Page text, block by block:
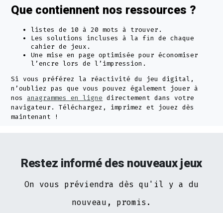
Que contiennent nos ressources ?
listes de 10 à 20 mots à trouver.
Les solutions incluses à la fin de chaque
cahier de jeux.
Une mise en page optimisée pour économiser
l’encre lors de l’impression.
Si vous préférez la réactivité du jeu digital,
n’oubliez pas que vous pouvez également jouer à
nos anagrammes en ligne directement dans votre
navigateur. Téléchargez, imprimez et jouez dès
maintenant !
Restez informé des nouveaux jeux
On vous préviendra dès qu'il y a du
nouveau, promis.